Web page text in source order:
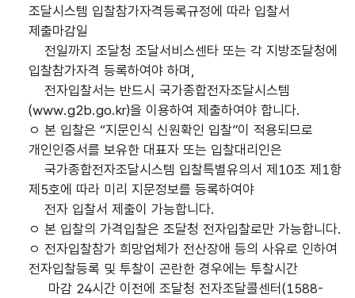
조달시스템 입찰참가자격등록규정에 따라 입찰서
제출마감일
전일까지 조달청 조달서비스센타 또는 각 지방조달청에
입찰참가자격 등록하여야 하며,
전자입찰서는 반드시 국가종합전자조달시스템
(www.g2b.go.kr)을 이용하여 제출하여야 합니다.
ㅇ 본 입찰은 “지문인식 신원확인 입찰”이 적용되므로
개인인증서를 보유한 대표자 또는 입찰대리인은
국가종합전자조달시스템 입찰특별유의서 제10조 제1항
제5호에 따라 미리 지문정보를 등록하여야
전자 입찰서 제출이 가능합니다.
ㅇ 본 입찰의 가격입찰은 조달청 전자입찰로만 가능합니다.
ㅇ 전자입찰참가 희망업체가 전산장애 등의 사유로 인하여
전자입찰등록 및 투찰이 곤란한 경우에는 투찰시간
마감 24시간 이전에 조달청 전자조달콜센터(1588-